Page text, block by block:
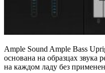
Ample Sound Ample Bass
основана на образцах звука
на каждом ладу без